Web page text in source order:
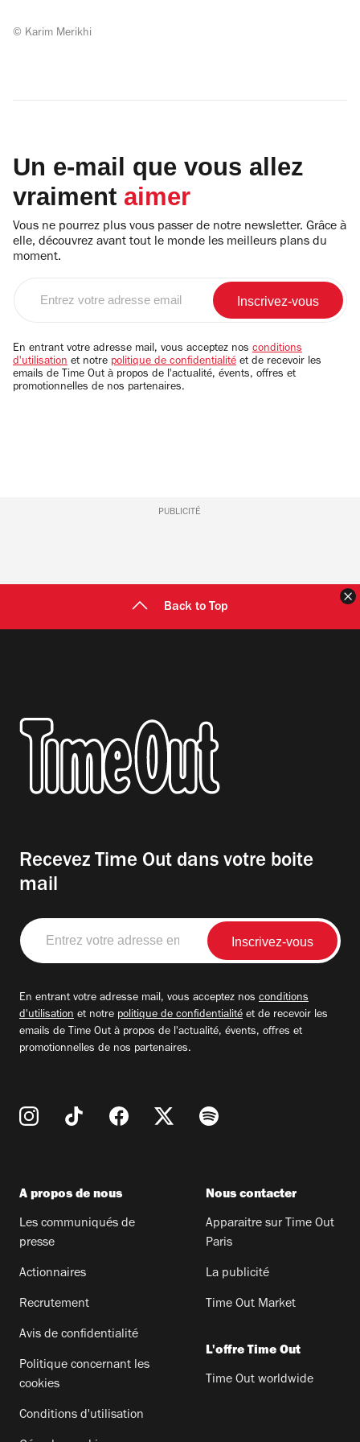
© Karim Merikhi
Un e-mail que vous allez
vraiment aimer
Vous ne pourrez plus vous passer de notre newsletter. Grâce à
elle, découvrez avant tout le monde les meilleurs plans du
moment.
email
En entrant votre adresse mail, vous acceptez nos conditions
d'utilisation et notre politique de confidentialité et de recevoir les
emails de Time Out à propos de l'actualité, évents, offres et
promotionnelles de nos partenaires.
PUBLICITÉ
Back to Top
Recevez Time Out dans votre boite
mail
Entrez
votre
adresse
En entrant votre adresse mail, vous acceptez nos conditions
d'utilisation et notre politique de confidentialité et de recevoir les
emails de Time Out à propos de l'actualité, évents, offres et
promotionnelles de nos partenaires.
A propos de nous
Les communiqués de
presse
Actionnaires
Recrutement
Avis de confidentialité
Politique concernant les
cookies
Conditions d'utilisation
Nous contacter
Apparaitre sur Time Out
Paris
La publicité
Time Out Market
L'offre Time Out
Time Out worldwide